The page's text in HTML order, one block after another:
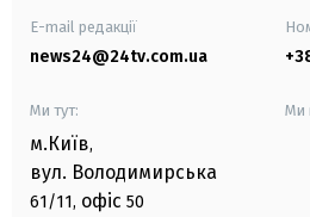
E-mail редакції
news24@24tv.com.ua
Ми тут:
м.Київ,
вул. Володимирська
61/11, офіс 50
Ми